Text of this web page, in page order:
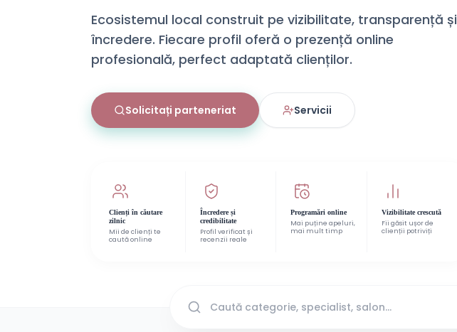
Ecosistemul local construit pe vizibilitate, transparență și
încredere. Fiecare profil oferă o prezență online
profesională, perfect adaptată clienților.
Solicitați parteneriat Servicii
Clienți în căutare
zilnic
Mii de clienți te
caută online
Încredere și
credibilitate
Profil verificat și
recenzii reale
Programări online
Mai puține apeluri,
mai mult timp
Vizibilitate crescută
Fii găsit ușor de
clienții potriviți